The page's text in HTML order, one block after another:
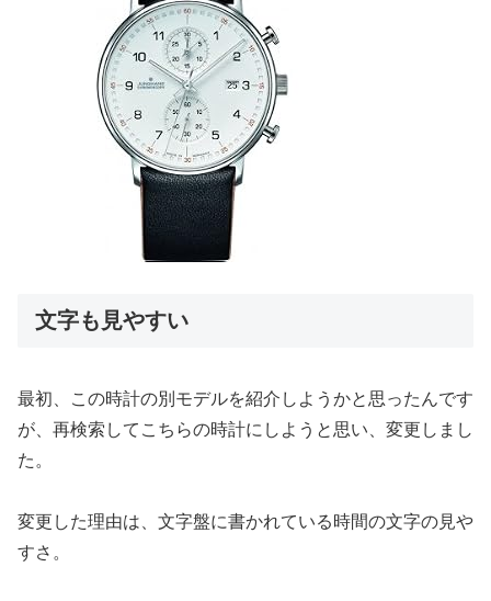
文字も見やすい
最初、この時計の別モデルを紹介しようかと思ったんです
が、再検索してこちらの時計にしようと思い、変更しまし
た。
変更した理由は、文字盤に書かれている時間の文字の見や
すさ。